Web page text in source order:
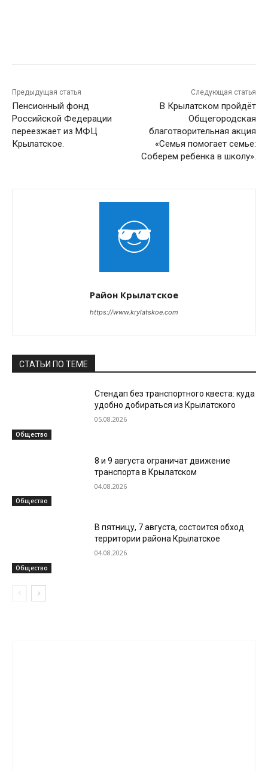
Предыдущая статья
Пенсионный фонд
Российской Федерации
переезжает из МФЦ
Крылатское.
Следующая статья
В Крылатском пройдёт
Общегородская
благотворительная акция
«Семья помогает семье:
Соберем ребенка в школу».
Район Крылатское
https://www.krylatskoe.com
СТАТЬИ ПО ТЕМЕ
Общество
Стендап без транспортного квеста: куда
удобно добираться из Крылатского
05.08.2026
Общество
8 и 9 августа ограничат движение
транспорта в Крылатском
04.08.2026
Общество
В пятницу, 7 августа, состоится обход
территории района Крылатское
04.08.2026